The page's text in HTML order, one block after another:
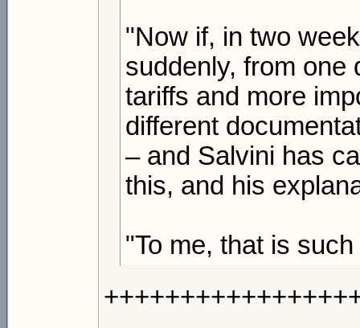
"Now if, in two
suddenly, from one
tariffs and more
different
– and Salvini has
this, and his
"To me, that is such